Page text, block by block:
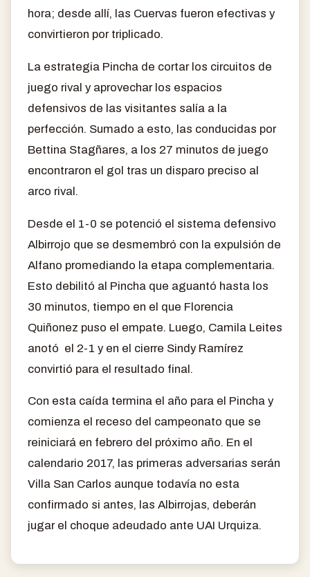
hora; desde allí, las Cuervas fueron efectivas y
convirtieron por triplicado.
La estrategia Pincha de cortar los circuitos de
juego rival y aprovechar los espacios
defensivos de las visitantes salía a la
perfección. Sumado a esto, las conducidas por
Bettina Stagñares, a los 27 minutos de juego
encontraron el gol tras un disparo preciso al
arco rival.
Desde el 1-0 se potenció el sistema defensivo
Albirrojo que se desmembró con la expulsión de
Alfano promediando la etapa complementaria.
Esto debilitó al Pincha que aguantó hasta los
30 minutos, tiempo en el que Florencia
Quiñonez puso el empate. Luego, Camila Leites
anotó el 2-1 y en el cierre Sindy Ramírez
convirtió para el resultado final.
Con esta caída termina el año para el Pincha y
comienza el receso del campeonato que se
reiniciará en febrero del próximo año. En el
calendario 2017, las primeras adversarias serán
Villa San Carlos aunque todavía no esta
confirmado si antes, las Albirrojas, deberán
jugar el choque adeudado ante UAI Urquiza.